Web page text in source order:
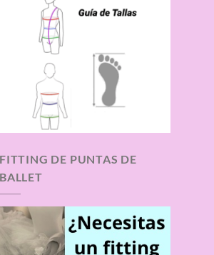
FITTING DE PUNTAS DE
BALLET